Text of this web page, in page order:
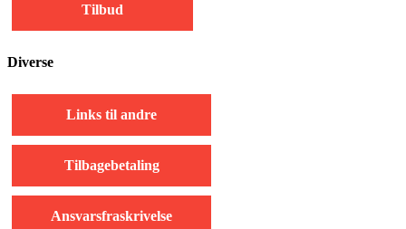
Tilbud
Diverse
Links til andre
Tilbagebetaling
Ansvarsfraskrivelse